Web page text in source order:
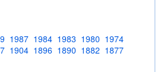
1987 1984 1983 1980 1974
1904 1896 1890 1882 1877